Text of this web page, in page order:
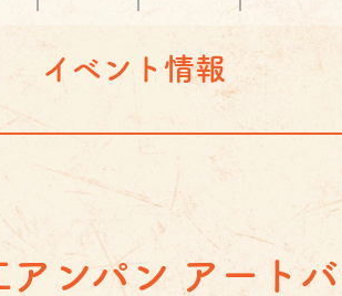
イベント情報
アンパン アート